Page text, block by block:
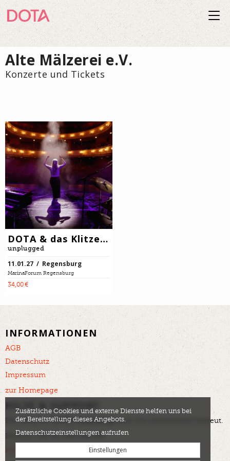
Alte Mälzerei e.V.
Konzerte und Tickets
DOTA & das Klitzekleine Orchester
unplugged
11.01.27 / Regensburg
MarinaForum Regensburg
34,00 €
INFORMATIONEN
AGB
Datenschutz
Impressum
zur Homepage
HILFE & SUPPORT
Der offizielleDOTA Ticketshopwird von tickettoaster betreut.
Hotline: +49 561 350 296 280
helpdesk@tickettoaster.de
Zusätzliche Cookies und externe Dienste helfen uns bei
der Bereitstellung dieses Angebots.
Datenschutzeinstellungen aufrufen
Einstellungen